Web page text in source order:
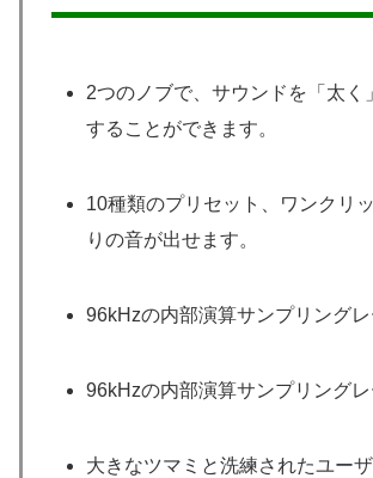
2つのノブで、サウンドを「太く
することができます。
10種類のプリセット、ワンクリ
りの音が出せます。
96kHzの内部演算サンプリングレ
96kHzの内部演算サンプリングレ
大きなツマミと洗練されたユー